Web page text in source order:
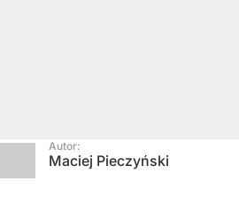
Autor:
Maciej Pieczyński